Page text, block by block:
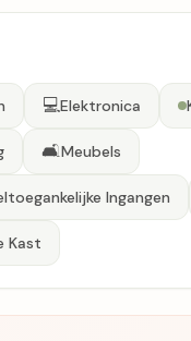
💻Elektronica
🛋️Meubels
Ingangen
Kast